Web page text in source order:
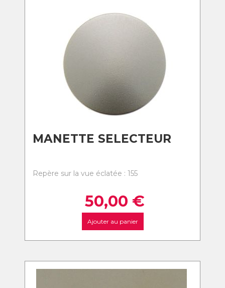
MANETTE SELECTEUR
Repère sur la vue éclatée : 155
50,00 €
Ajouter au panier